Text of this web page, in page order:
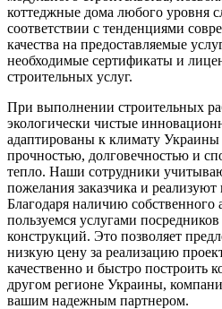
коттеджные дома любого уровня
соответствии с тенденциями
качества на предоставляемые
необходимые сертификаты и
строительных услуг.
При выполнении строительных
экологически чистые
адаптированы к климату
прочностью, долговечностью и
тепло. Наши сотрудники
пожелания заказчика и
Благодаря наличию собственного
пользуемся услугами
конструкций. Это позволяет
низкую цену за реализацию
качественно и быстро построить
другом регионе Украины,
вашим надежным партнером.